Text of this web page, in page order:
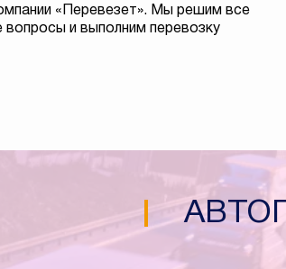
«Перевезет». Мы решим все
вопросы и выполним перевозку